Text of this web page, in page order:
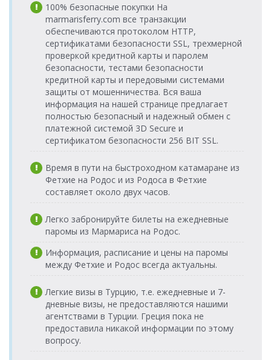
Порт Эге
(г.Кушадасы) >
Порт о.Патмос
12.09.2026
суббота
08:15-10:30
Avrasya
Katamaran
Порт Эге
(г.Кушадасы) >
Порт о.Патмос
13.09.2026
воскресенье
08:15-10:30
Dentur
Avrasya
Katamaran
Порт Эге
(г.Кушадасы) >
Порт о.Патмос
16.09.2026 среда
08:15-10:30
Dentur
Avrasya
Katamaran
Порт Эге
(г.Кушадасы) >
Порт о.Патмос
18.09.2026
пятница
08:15-10:30
Dentur
Avrasya
Katamaran
Порт Эге
(г.Кушадасы) >
Порт о.Патмос
19.09.2026
суббота
08:15-10:30
Avrasya
Katamaran
(г.Кушадасы) >
Порт о.Патмос
20.09.2026
08:15-10:30
Katamaran
Порт Эге
(г.Кушадасы) >
Порт о.Патмос
08:15-10:30
Avrasya
Katamaran
(г.Кушадасы) >
Порт о.Патмос
пятница
08:15-10:30
Avrasya
Katamaran
Порт Эге
(г.Кушадасы) >
Порт о.Патмос
26.09.2026
суббота
Dentur
Avrasya
100% безопасные покупки На
marmarisferry.com все транзакции
обеспечиваются протоколом HTTP,
сертификатами безопасности SSL, трехмерной
проверкой кредитной карты и паролем
безопасности, тестами безопасности
кредитной карты и передовыми системами
защиты от мошенничества. Вся ваша
информация на нашей странице предлагает
полностью безопасный и надежный обмен с
платежной системой 3D Secure и
сертификатом безопасности 256 BIT SSL.
Время в пути на быстроходном катамаране из
Фетхие на Родос и из Родоса в Фетхие
составляет около двух часов.
Легко забронируйте билеты на ежедневные
паромы из Мармариса на Родос.
Информация, расписание и цены на паромы
между Фетхие и Родос всегда актуальны.
Легкие визы в Турцию, т.е. ежедневные и 7-
дневные визы, не предоставляются нашими
агентствами в Турции. Греция пока не
предоставила никакой информации по этому
вопросу.